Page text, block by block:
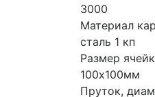
3000
Материал
сталь 1 кп
Размер
100х100мм
Пруток,